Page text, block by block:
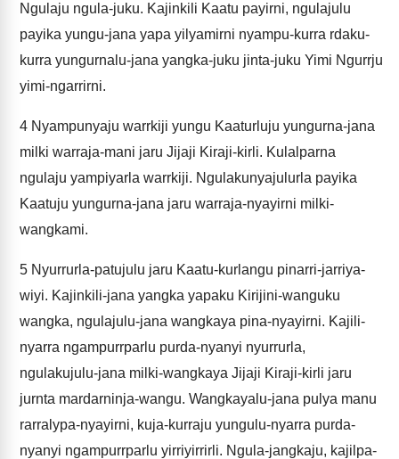
Ngulaju ngula-juku. Kajinkili Kaatu payirni, ngulajulu
payika yungu-jana yapa yilyamirni nyampu-kurra rdaku-
kurra yungurnalu-jana yangka-juku jinta-juku Yimi Ngurrju
yimi-ngarrirni.
4 Nyampunyaju warrkiji yungu Kaaturluju yungurna-jana
milki warraja-mani jaru Jijaji Kiraji-kirli. Kulalparna
ngulaju yampiyarla warrkiji. Ngulakunyajulurla payika
Kaatuju yungurna-jana jaru warraja-nyayirni milki-
wangkami.
5 Nyurrurla-patujulu jaru Kaatu-kurlangu pinarri-jarriya-
wiyi. Kajinkili-jana yangka yapaku Kirijini-wanguku
wangka, ngulajulu-jana wangkaya pina-nyayirni. Kajili-
nyarra ngampurrparlu purda-nyanyi nyurrurla,
ngulakujulu-jana milki-wangkaya Jijaji Kiraji-kirli jaru
jurnta mardarninja-wangu. Wangkayalu-jana pulya manu
rarralypa-nyayirni, kuja-kurraju yungulu-nyarra purda-
nyanyi ngampurrparlu yirriyirrirli. Ngula-jangkaju, kajilpa-